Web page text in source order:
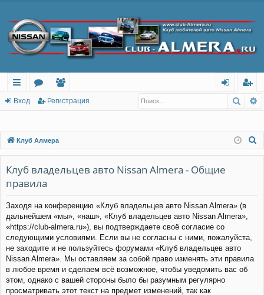
с
лк
и
о
м
ы
ол
ов
ат
ел
ег
тр
ац
Вход Регистрация
Клуб Алмера
Клуб владельцев авто Nissan Almera - Общие
правила
Заходя на конференцию «Клуб владельцев авто Nissan Almera» (в
дальнейшем «мы», «наш», «Клуб владельцев авто Nissan Almera»,
«https://club-almera.ru»), вы подтверждаете своё согласие со
следующими условиями. Если вы не согласны с ними, пожалуйста,
не заходите и не пользуйтесь форумами «Клуб владельцев авто
Nissan Almera». Мы оставляем за собой право изменять эти правила
в любое время и сделаем всё возможное, чтобы уведомить вас об
этом, однако с вашей стороны было бы разумным регулярно
просматривать этот текст на предмет изменений, так как